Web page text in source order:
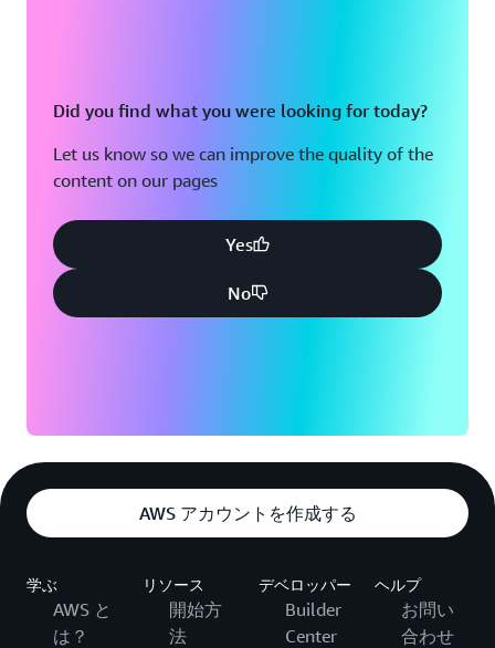
Did you find what you were looking for today?
Let us know so we can improve the quality of the
content on our pages
Yes
No
AWS アカウントを作成する
学ぶ
AWS と
は？
リソース
開始方
法
デベロッパー
Builder
Center
ヘルプ
お問い
合わせ